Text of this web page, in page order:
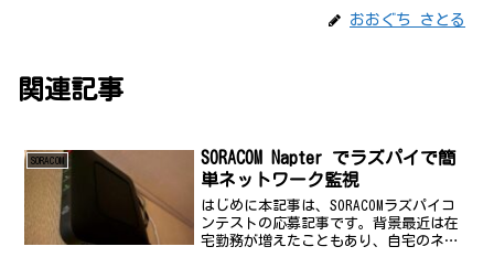
おおぐち さとる
関連記事
SORACOM
SORACOM Napter でラズパイで簡
単ネットワーク監視
はじめに本記事は、SORACOMラズパイコ
ンテストの応募記事です。背景最近は在
宅勤務が増えたこともあり、自宅のネッ